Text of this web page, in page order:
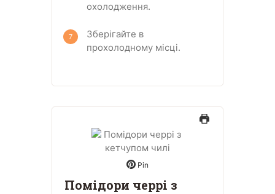
охолодження.
Зберігайте в
прохолодному місці.
Pin
Помідори черрі з